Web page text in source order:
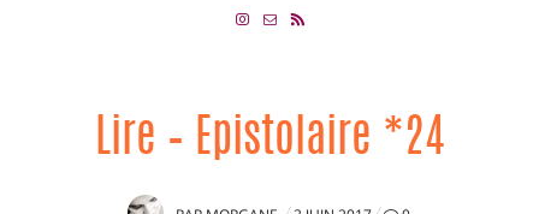
Lire – Epistolaire *24